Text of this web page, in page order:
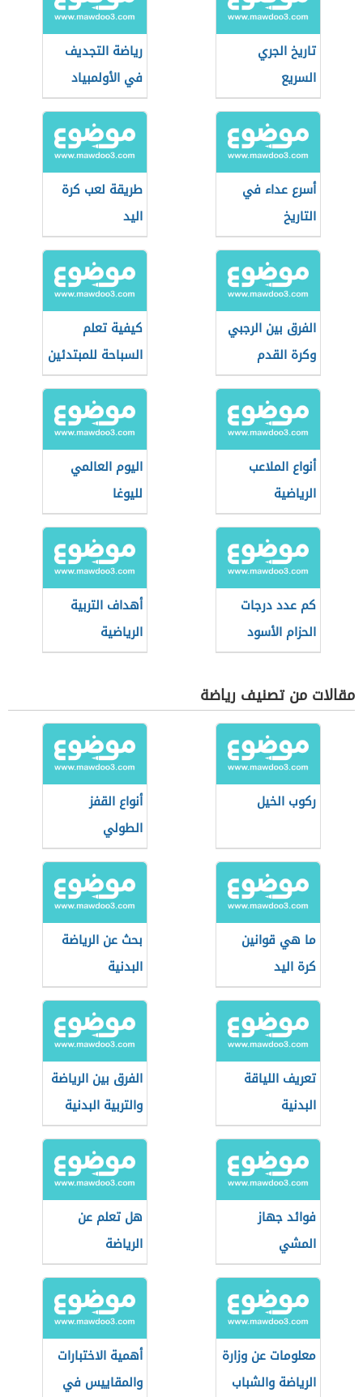
تاريخ الجري
السريع
رياضة التجديف
في الأولمبياد
أسرع عداء في
التاريخ
طريقة لعب كرة
اليد
الفرق بين الرجبي
وكرة القدم
الأمريكية
كيفية تعلم
السباحة للمبتدئين
أنواع الملاعب
الرياضية
اليوم العالمي
لليوغا
كم عدد درجات
الحزام الأسود
بالجودو
أهداف التربية
الرياضية
مقالات من تصنيف رياضة
ركوب الخيل
أنواع القفز
الطولي
ما هي قوانين
كرة اليد
بحث عن الرياضة
البدنية
تعريف اللياقة
البدنية
الفرق بين الرياضة
والتربية البدنية
فوائد جهاز
المشي
هل تعلم عن
الرياضة
معلومات عن وزارة
الرياضة والشباب
أهمية الاختبارات
والمقاييس في